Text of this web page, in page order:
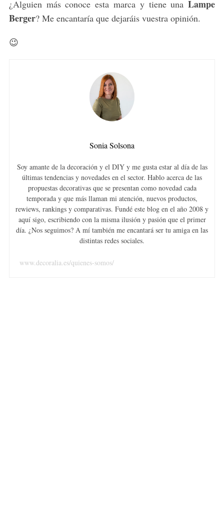
¿Alguien más conoce esta marca y tiene unaLampe
Berger? Me encantaría que dejaráis vuestra opinión.
😉
Sonia Solsona
Soy amante de la decoración y el DIY y me gusta estar al día de las
últimas tendencias y novedades en el sector. Hablo acerca de las
propuestas decorativas que se presentan como novedad cada
temporada y que más llaman mi atención, nuevos productos,
rewiews, rankings y comparativas. Fundé este blog en el año 2008 y
aquí sigo, escribiendo con la misma ilusión y pasión que el primer
día. ¿Nos seguimos? A mí también me encantará ser tu amiga en las
distintas redes sociales.
www.decoralia.es/quienes-somos/